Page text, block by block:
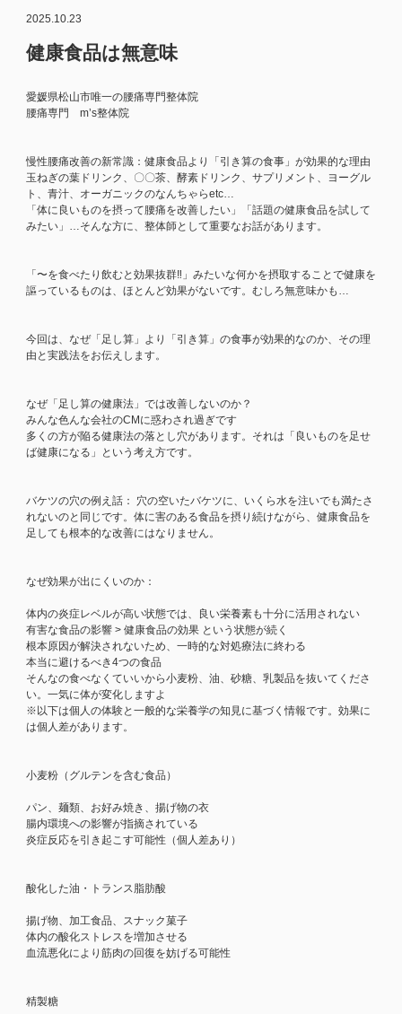
2025.10.23
健康食品は無意味
愛媛県松山市唯一の腰痛専門整体院
腰痛専門 m’s整体院
慢性腰痛改善の新常識：健康食品より「引き算の食事」が効果的な理由
玉ねぎの葉ドリンク、〇〇茶、酵素ドリンク、サプリメント、ヨーグル
ト、青汁、オーガニックのなんちゃらetc…
「体に良いものを摂って腰痛を改善したい」「話題の健康食品を試して
みたい」…そんな方に、整体師として重要なお話があります。
「〜を食べたり飲むと効果抜群‼︎」みたいな何かを摂取することで健康を
謳っているものは、ほとんど効果がないです。むしろ無意味かも…
今回は、なぜ「足し算」より「引き算」の食事が効果的なのか、その理
由と実践法をお伝えします。
なぜ「足し算の健康法」では改善しないのか？
みんな色んな会社のCMに惑わされ過ぎです
多くの方が陥る健康法の落とし穴があります。それは「良いものを足せ
ば健康になる」という考え方です。
バケツの穴の例え話： 穴の空いたバケツに、いくら水を注いでも満たさ
れないのと同じです。体に害のある食品を摂り続けながら、健康食品を
足しても根本的な改善にはなりません。
なぜ効果が出にくいのか：
体内の炎症レベルが高い状態では、良い栄養素も十分に活用されない
有害な食品の影響 > 健康食品の効果 という状態が続く
根本原因が解決されないため、一時的な対処療法に終わる
本当に避けるべき4つの食品
そんなの食べなくていいから小麦粉、油、砂糖、乳製品を抜いてくださ
い。一気に体が変化しますよ
※以下は個人の体験と一般的な栄養学の知見に基づく情報です。効果に
は個人差があります。
小麦粉（グルテンを含む食品）
パン、麺類、お好み焼き、揚げ物の衣
腸内環境への影響が指摘されている
炎症反応を引き起こす可能性（個人差あり）
酸化した油・トランス脂肪酸
揚げ物、加工食品、スナック菓子
体内の酸化ストレスを増加させる
血流悪化により筋肉の回復を妨げる可能性
精製糖